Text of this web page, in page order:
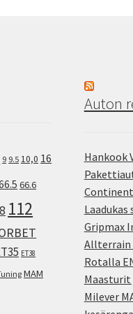
9 9.5 10,0 16
66.6
112
ET38
MAM
Auton
Hankook
Gripmax
Allterrain
Rotalla
Maasturit
Milever